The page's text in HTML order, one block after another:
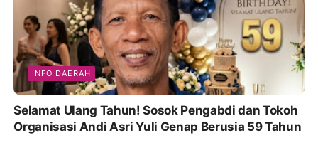
INFO DAERAH
Selamat Ulang Tahun! Sosok Pengabdi dan Tokoh
Organisasi Andi Asri Yuli Genap Berusia 59 Tahun